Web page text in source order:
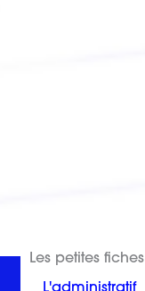
Les petites fiches